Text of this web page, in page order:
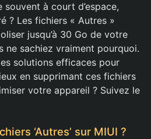
souvent à court d’espace,
? Les fichiers « Autres »
jusqu’à 30 Go de votre
ne sachiez vraiment pourquoi.
solutions efficaces pour
en supprimant ces fichiers
votre appareil ? Suivez le
‘Autres’ sur MIUI ?